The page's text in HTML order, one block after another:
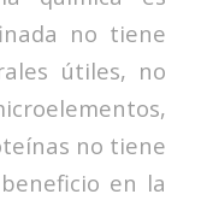
no tiene
útiles, no
no tiene
en la